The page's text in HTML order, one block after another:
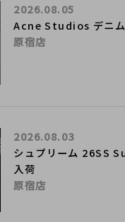
Acne Studios デニ
2026.08.05
原宿店
シュプリーム 26SS
入荷
2026.08.03
原宿店